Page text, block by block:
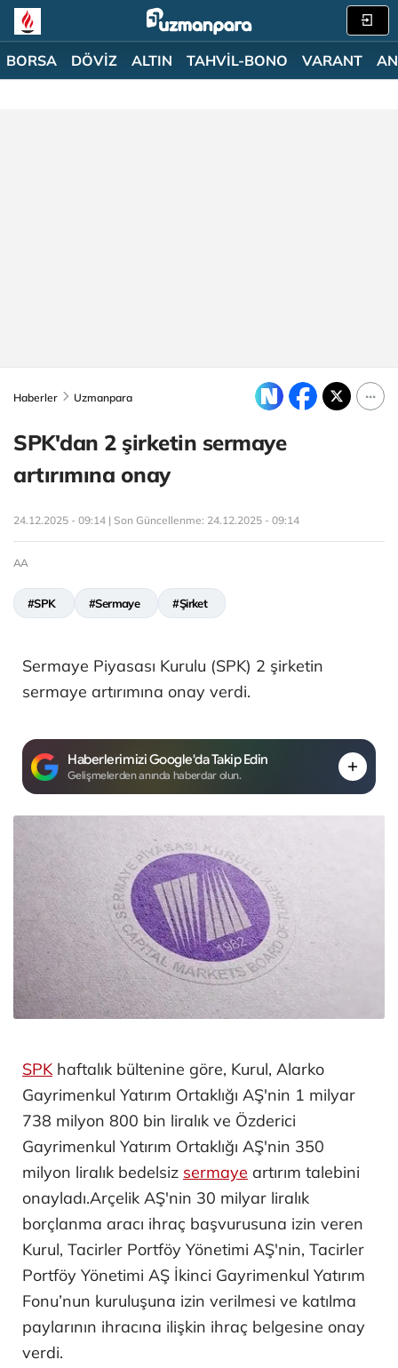
BORSA DÖVİZ ALTIN TAHVİL-BONO VARANT
Haberler Uzmanpara
SPK'dan 2 şirketin sermaye
artırımına onay
24.12.2025 - 09:14 | Son Güncellenme: 24.12.2025 - 09:14
AA
#SPK #Sermaye #Şirket
Sermaye Piyasası Kurulu (SPK) 2 şirketin
sermaye artırımına onay verdi.
Haberlerimizi Google'da Takip Edin
Gelişmelerden anında haberdar olun.
SPKhaftalık bültenine göre, Kurul, Alarko
Gayrimenkul Yatırım Ortaklığı AŞ'nin 1 milyar
738 milyon 800 bin liralık ve Özderici
Gayrimenkul Yatırım Ortaklığı AŞ'nin 350
milyon liralık bedelsiz sermaye artırım talebini
onayladı.Arçelik AŞ'nin 30 milyar liralık
borçlanma aracı ihraç başvurusuna izin veren
Kurul, Tacirler Portföy Yönetimi AŞ'nin, Tacirler
Portföy Yönetimi AŞ İkinci Gayrimenkul Yatırım
Fonu’nun kuruluşuna izin verilmesi ve katılma
paylarının ihracına ilişkin ihraç belgesine onay
verdi.